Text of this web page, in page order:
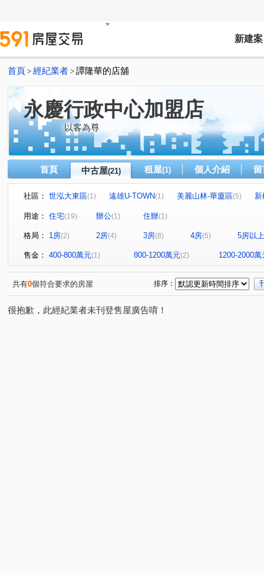
新建案
首頁 > 經紀業者 > 譚隆華的店舖
永慶行政中心加盟店
以客為尊
首頁 中古屋(21) 租屋(1) 個人介紹
社區： 世泓大東區(1) 遠雄U-TOWN(1) 美麗山林-華廈區(5)
皇福忠孝城
(1)
和平華夏廈 潤泰陽光天廈(1) 台五福星大廈
新台
水源路二段(6) (1) 橫科路(1) 勤進路 (1)
南興
樟樹一路(1) 樟樹二路(1) 和平街(1) 龍安路(1) 復興
用途： 住宅(19) 辦公(1) 住辦(1)
格局： 1房(2) 2房(4) 3房(8) 4房(5) 5房以上
售金： 400-800萬元(1) 800-1200萬元(2) 1200-2000萬
共有0個符合要求的房屋 排序：
很抱歉，此經紀業者未刊登售屋廣告唷！